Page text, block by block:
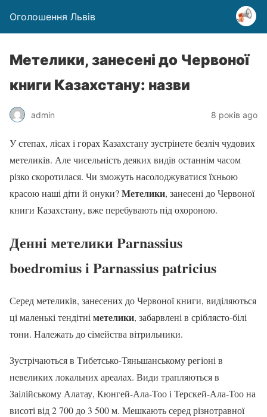
Оголошення Львів
Метелики, занесені до Червоної
книги Казахстану: назви
admin 8 років ago
У степах, лісах і горах Казахстану зустрінете безліч чудових
метеликів. Але чисельність деяких видів останнім часом
різко скоротилася. Чи зможуть насолоджуватися їхньою
красою наші діти й онуки?Метелики, занесені до Червоної
книги Казахстану, вже перебувають під охороною.
ДенніметеликиParnassius
boedromius і Parnassius patricius
Серед метеликів, занесених до Червоної книги, виділяються
ці маленькі тендітні метелики, забарвлені в сріблясто-білі
тони. Належать до сімейства вітрильники.
Зустрічаються в Тибетсько-Тяньшанському регіоні в
невеликих локальних ареалах. Види трапляються в
Заілійському Алатау, Кюнгей-Ала-Тоо і Терскей-Ала-Тоо на
висоті від 2 700 до 3 500 м. Мешкають серед різнотравної